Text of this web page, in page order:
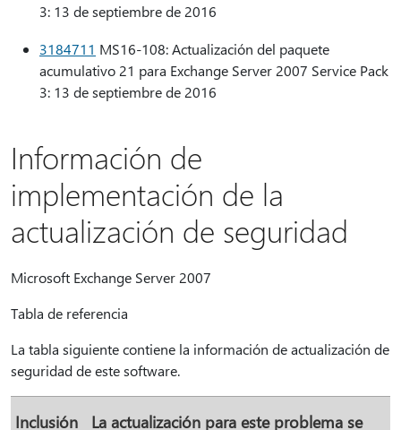
3: 13 de septiembre de 2016
3184711 MS16-108: Actualización del paquete
acumulativo 21 para Exchange Server 2007 Service Pack
3: 13 de septiembre de 2016
Información de
implementación de la
actualización de seguridad
Microsoft Exchange Server 2007
Tabla de referencia
La tabla siguiente contiene la información de actualización de
seguridad de este software.
Inclusión
La actualización para este problema se